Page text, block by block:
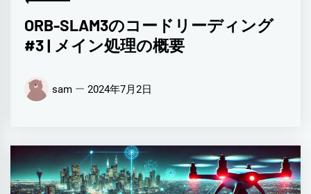
ORB-SLAM3のコードリーディング
#3 | メイン処理の概要
sam 2024年7月2日